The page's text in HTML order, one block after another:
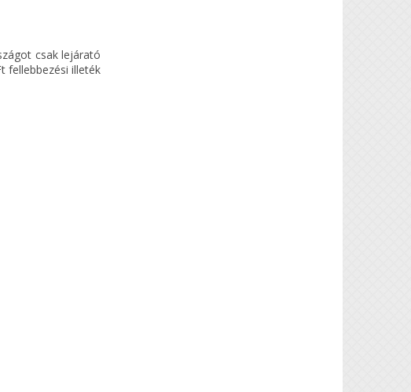
csak lejárató
fellebbezési illeték